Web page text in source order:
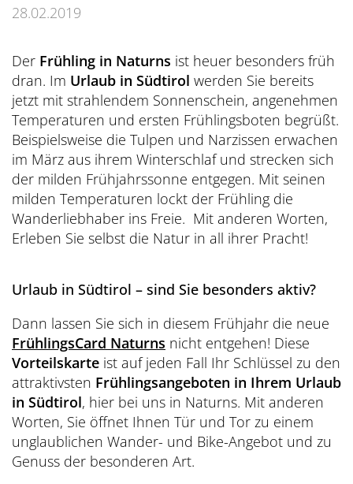
Awards
Preidlhof Events
Belvita
Preferred Hotels & Resorts
Dolce Vita Blog
Honeymoon
Sauna Tower
Pools & Park
À-la-carte-Treatments
Spa News-Blog
Checks & Therapien
Etikette & Kostenrückerstattung
Brixsana
Übersicht
Biken
Golf
Yoga
Fitness
Fun Sports
Tennis
SÜDTIROL & MERAN
Reinhold Messner
Ötzi
Klima & Naturpark
Sights & Ausflüge
Shoppen & Kultur
Privat-Touren - Ausflüge im Preidlhof
28.02.2019
Der Frühling in Naturns ist heuer besonders früh
dran. Im Urlaub in Südtirol werden Sie bereits
jetzt mit strahlendem Sonnenschein, angenehmen
Temperaturen und ersten Frühlingsboten begrüßt.
Beispielsweise die Tulpen und Narzissen erwachen
im März aus ihrem Winterschlaf und strecken sich
der milden Frühjahrssonne entgegen. Mit seinen
milden Temperaturen lockt der Frühling die
Wanderliebhaber ins Freie. Mit anderen Worten,
Erleben Sie selbst die Natur in all ihrer Pracht!
Urlaub in Südtirol – sind Sie besonders aktiv?
Dann lassen Sie sich in diesem Frühjahr die neue
FrühlingsCard Naturns nicht entgehen! Diese
Vorteilskarte ist auf jeden Fall Ihr Schlüssel zu den
attraktivsten Frühlingsangeboten in Ihrem Urlaub
in Südtirol, hier bei uns in Naturns. Mit anderen
Worten, Sie öffnet Ihnen Tür und Tor zu einem
unglaublichen Wander- und Bike-Angebot und zu
Genuss der besonderen Art.